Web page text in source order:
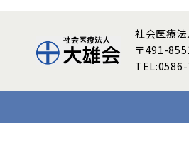
社会医療
〒491-
TEL:0586-